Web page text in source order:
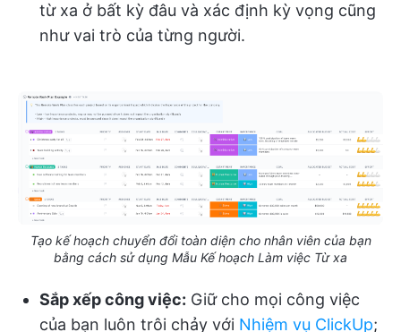
từ xa ở bất kỳ đâu và xác định kỳ vọng cũng
như vai trò của từng người.
Tạo kế hoạch chuyển đổi toàn diện cho nhân viên của bạn
bằng cách sử dụng Mẫu Kế hoạch Làm việc Từ xa
Sắp xếp công việc: Giữ cho mọi công việc
của bạn luôn trôi chảy với Nhiệm vụ ClickUp;